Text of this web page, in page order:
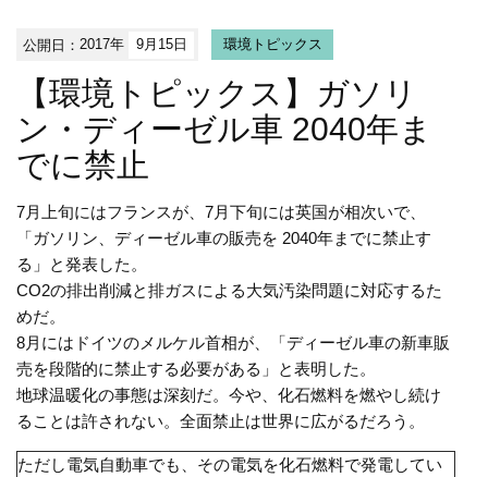
公開日：2017年 9月15日 環境トピックス
【環境トピックス】ガソリ
ン・ディーゼル車 2040年ま
でに禁止
7月上旬にはフランスが、7月下旬には英国が相次いで、
「ガソリン、ディーゼル車の販売を 2040年までに禁止す
る」と発表した。
CO2の排出削減と排ガスによる大気汚染問題に対応するた
めだ。
8月にはドイツのメルケル首相が、「ディーゼル車の新車販
売を段階的に禁止する必要がある」と表明した。
地球温暖化の事態は深刻だ。今や、化石燃料を燃やし続け
ることは許されない。全面禁止は世界に広がるだろう。
ただし電気自動車でも、その電気を化石燃料で発電してい